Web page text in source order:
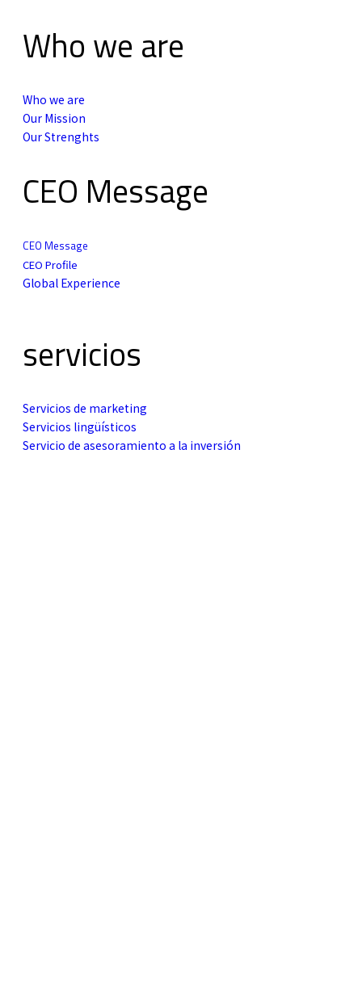
Who we are
Who we are
Our Mission
Our Strenghts
CEO Message
CEO Message
CEO Profile
Global Experience
servicios
Servicios de marketing
Servicios lingüísticos
Servicio de asesoramiento a la inversión